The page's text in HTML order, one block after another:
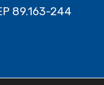
89.163-244